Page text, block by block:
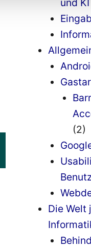
(2)
Die Welt